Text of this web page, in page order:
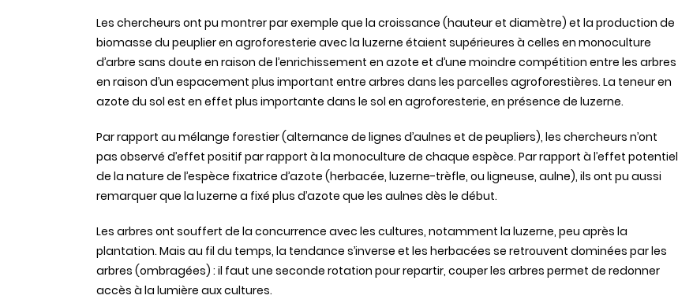
Les chercheurs ont pu montrer par exemple que la croissance (hauteur et diamètre) et la production de
biomasse du peuplier en agroforesterie avec la luzerne étaient supérieures à celles en monoculture
d’arbre sans doute en raison de l’enrichissement en azote et d’une moindre compétition entre les arbres
en raison d’un espacement plus important entre arbres dans les parcelles agroforestières. La teneur en
azote du sol est en effet plus importante dans le sol en agroforesterie, en présence de luzerne.
Par rapport au mélange forestier (alternance de lignes d’aulnes et de peupliers), les chercheurs n’ont
pas observé d’effet positif par rapport à la monoculture de chaque espèce. Par rapport à l’effet potentiel
de la nature de l’espèce fixatrice d’azote (herbacée, luzerne-trèfle, ou ligneuse, aulne), ils ont pu aussi
remarquer que la luzerne a fixé plus d’azote que les aulnes dès le début.
Les arbres ont souffert de la concurrence avec les cultures, notamment la luzerne, peu après la
plantation. Mais au fil du temps, la tendance s’inverse et les herbacées se retrouvent dominées par les
arbres (ombragées) : il faut une seconde rotation pour repartir, couper les arbres permet de redonner
accès à la lumière aux cultures.